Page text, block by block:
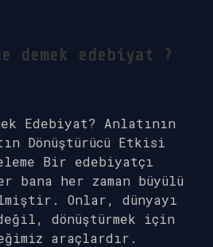
demek edebiyat ?
Edebiyat? Anlatının
Dönüştürücü Etkisi
Bir edebiyatçı
bana her zaman büyülü
Onlar, dünyayı
dönüştürmek için
araçlardır.